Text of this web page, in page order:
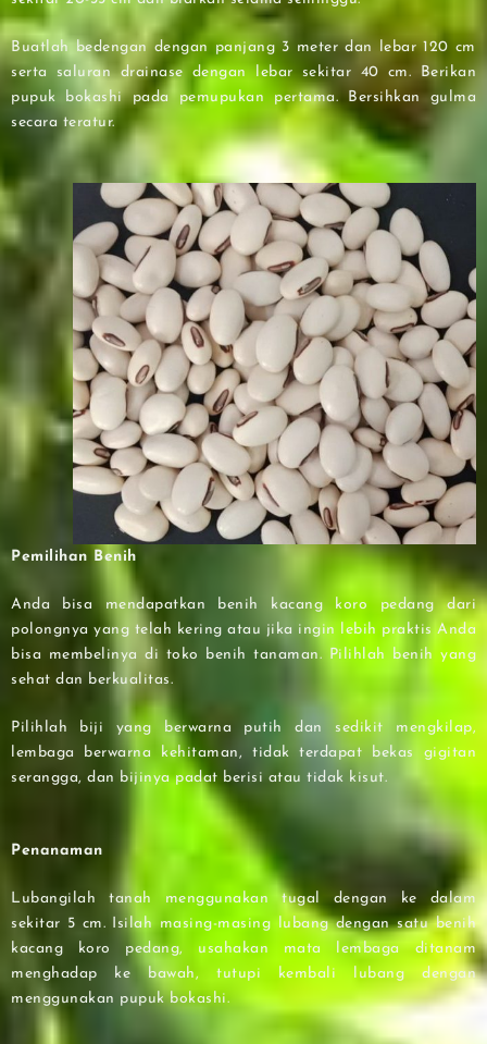
Buatlah bedengan dengan panjang 3 meter dan lebar 120 cm
serta saluran drainase dengan lebar sekitar 40 cm. Berikan
pupuk bokashi pada pemupukan pertama. Bersihkan gulma
secara teratur.
Pemilihan Benih
Anda bisa mendapatkan benih kacang koro pedang dari
polongnya yang telah kering atau jika ingin lebih praktis Anda
bisa membelinya di toko benih tanaman. Pilihlah benih yang
sehat dan berkualitas.
Pilihlah biji yang berwarna putih dan sedikit mengkilap,
lembaga berwarna kehitaman, tidak terdapat bekas gigitan
serangga, dan bijinya padat berisi atau tidak kisut.
Penanaman
Lubangilah tanah menggunakan tugal dengan ke dalam
sekitar 5 cm. Isilah masing-masing lubang dengan satu benih
kacang koro pedang, usahakan mata lembaga ditanam
menghadap ke bawah, tutupi kembali lubang dengan
menggunakan pupuk bokashi.